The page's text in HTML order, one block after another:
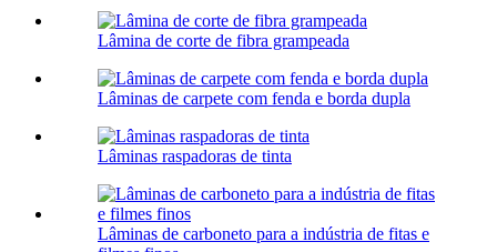
Lâmina de corte de fibra grampeada
Lâminas de carpete com fenda e borda dupla
Lâminas raspadoras de tinta
Lâminas de carboneto para a indústria de fitas e